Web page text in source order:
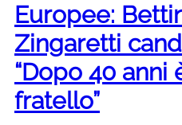
Europee:
Zingaretti
“Dopo 40 anni
fratello”